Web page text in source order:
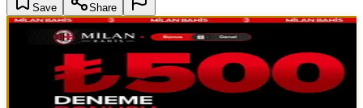
Save Share